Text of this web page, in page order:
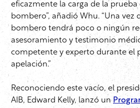
eficazmente la carga de la prueba
bombero”, añadió Whu. “Una vez
bombero tendrá poco o ningún
asesoramiento y testimonio
competente y experto durante el
apelación.”
Reconociendo este vacío, el
AIB, Edward Kelly, lanzó un